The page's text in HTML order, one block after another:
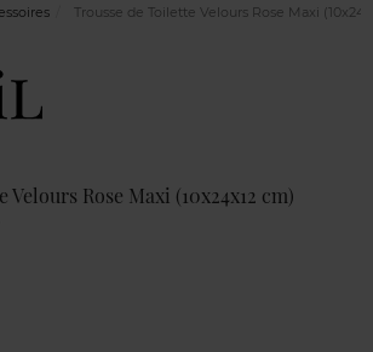
Trousse de Toilette Velours Rose Maxi
Rose Maxi (10x24x12 cm)